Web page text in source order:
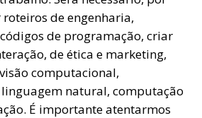
de engenharia,
de programação, criar
de ética e marketing,
computacional,
natural, computação
É importante atentarmos